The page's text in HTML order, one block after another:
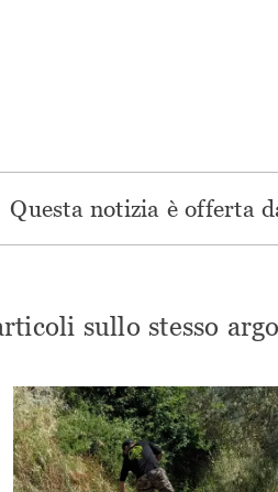
Questa notizia è offerta
sullo stesso